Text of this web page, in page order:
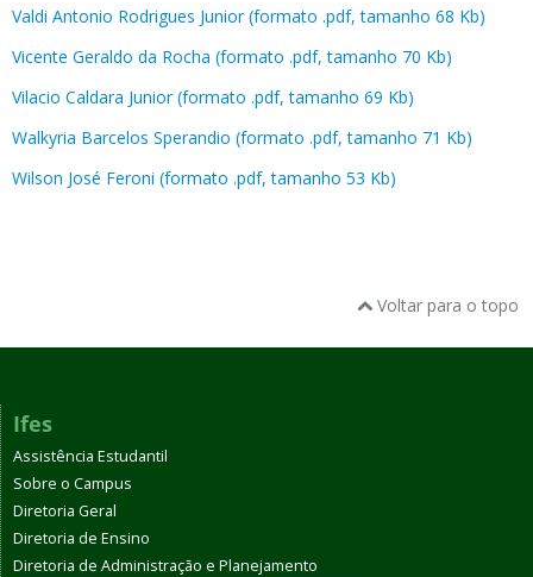
Valdi Antonio Rodrigues Junior (formato .pdf, tamanho 68 Kb)
Vicente Geraldo da Rocha (formato .pdf, tamanho 70 Kb)
Vilacio Caldara Junior (formato .pdf, tamanho 69 Kb)
Walkyria Barcelos Sperandio (formato .pdf, tamanho 71 Kb)
Wilson José Feroni (formato .pdf, tamanho 53 Kb)
Voltar para o topo
Ifes
Assistência Estudantil
Sobre o Campus
Diretoria Geral
Diretoria de Ensino
Diretoria de Administração e Planejamento